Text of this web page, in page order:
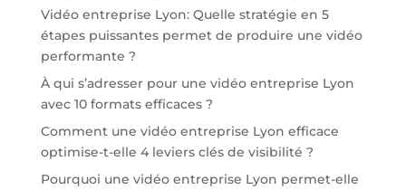
Vidéo entreprise Lyon: Quelle stratégie en 5
étapes puissantes permet de produire une vidéo
performante ?
À qui s’adresser pour une vidéo entreprise Lyon
avec 10 formats efficaces ?
Comment une vidéo entreprise Lyon efficace
optimise-t-elle 4 leviers clés de visibilité ?
Pourquoi une vidéo entreprise Lyon permet-elle